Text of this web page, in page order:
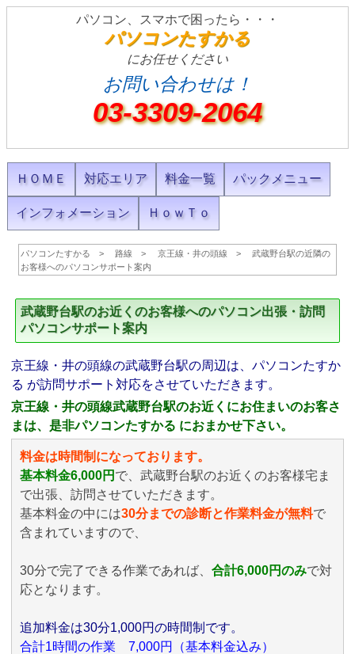
パソコン、スマホで困ったら・・・
パソコンたすかる
にお任せください
お問い合わせは！
03-3309-2064
ＨＯＭＥ 対応エリア 料金一覧 パックメニュー
インフォメーション ＨｏｗＴｏ
パソコンたすかる 路線 京王線・井の頭線
武蔵野台駅の近隣の
お客様へのパソコンサポート案内
武蔵野台駅のお近くのお客様へのパソコン出張・訪問
パソコンサポート案内
京王線・井の頭線の武蔵野台駅の周辺は、パソコンたすか
る が訪問サポート対応をさせていただきます。
京王線・井の頭線武蔵野台駅のお近くにお住まいのお客さ
まは、是非パソコンたすかる におまかせ下さい。
料金は時間制になっております。
基本料金6,000円 で、武蔵野台駅のお近くのお客様宅ま
で出張、訪問させていただきます。
基本料金の中には30分までの診断と作業料金が無料で
含まれていますので、
30分で完了できる作業であれば、 合計6,000円のみで対
応となります。
追加料金は30分1,000円の時間制です。
合計1時間の作業 7,000円（基本料金込み）